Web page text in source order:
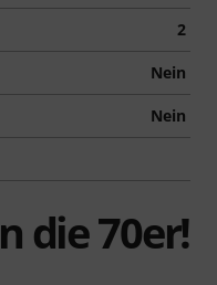
2
Nein
Nein
die 70er!